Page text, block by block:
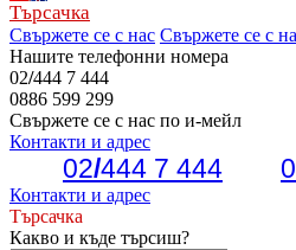
Търсачка
Свържете се с нас Свържете се с
Нашите телефонни номера
02/444 7 444
0886 599 299
Свържете се с нас по и-мейл
Контакти и адрес
02/444 7 444
Контакти и адрес
Търсачка
Какво и къде търсиш?